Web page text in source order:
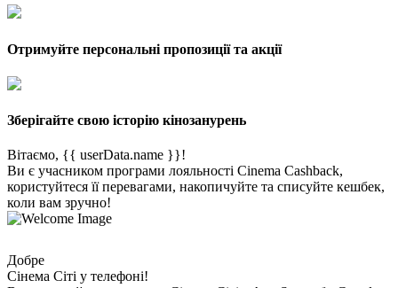
Отримуйте персональні пропозиції та акції
Зберігайте свою історію кінозанурень
Вітаємо, {{ userData.name }}!
Ви є учасником програми лояльності Cinema Cashback,
користуйтеся її перевагами, накопичуйте та списуйте кешбек,
коли вам зручно!
Добре
Сінема Сіті у телефоні!